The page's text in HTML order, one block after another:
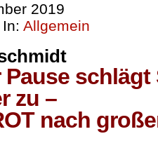
2019
Allgemein
Pause
zu –
nach